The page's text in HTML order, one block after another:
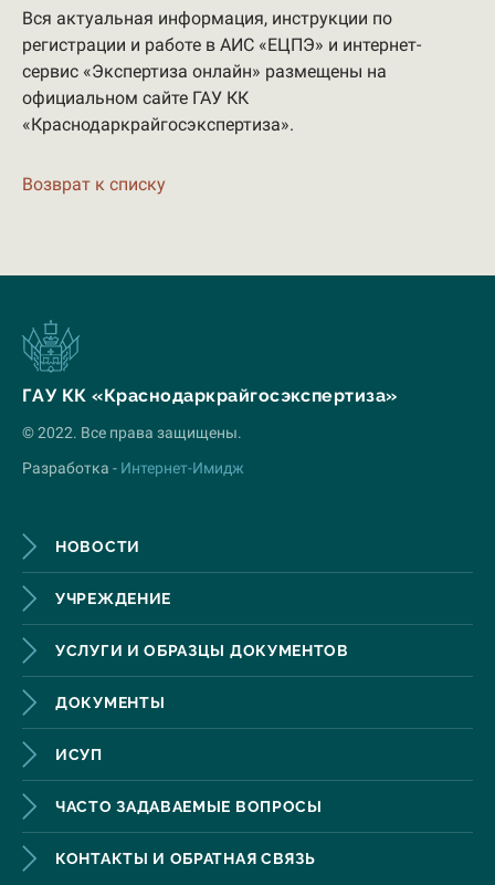
Вся актуальная информация, инструкции по
регистрации и работе в АИС «ЕЦПЭ» и интернет-
сервис «Экспертиза онлайн» размещены на
официальном сайте ГАУ КК
«Краснодаркрайгосэкспертиза».
Возврат к списку
ГАУ КК «Краснодаркрайгосэкспертиза»
© 2022. Все права защищены.
Разработка - Интернет-Имидж
НОВОСТИ
УЧРЕЖДЕНИЕ
УСЛУГИ И ОБРАЗЦЫ ДОКУМЕНТОВ
ДОКУМЕНТЫ
ИСУП
ЧАСТО ЗАДАВАЕМЫЕ ВОПРОСЫ
КОНТАКТЫ И ОБРАТНАЯ СВЯЗЬ